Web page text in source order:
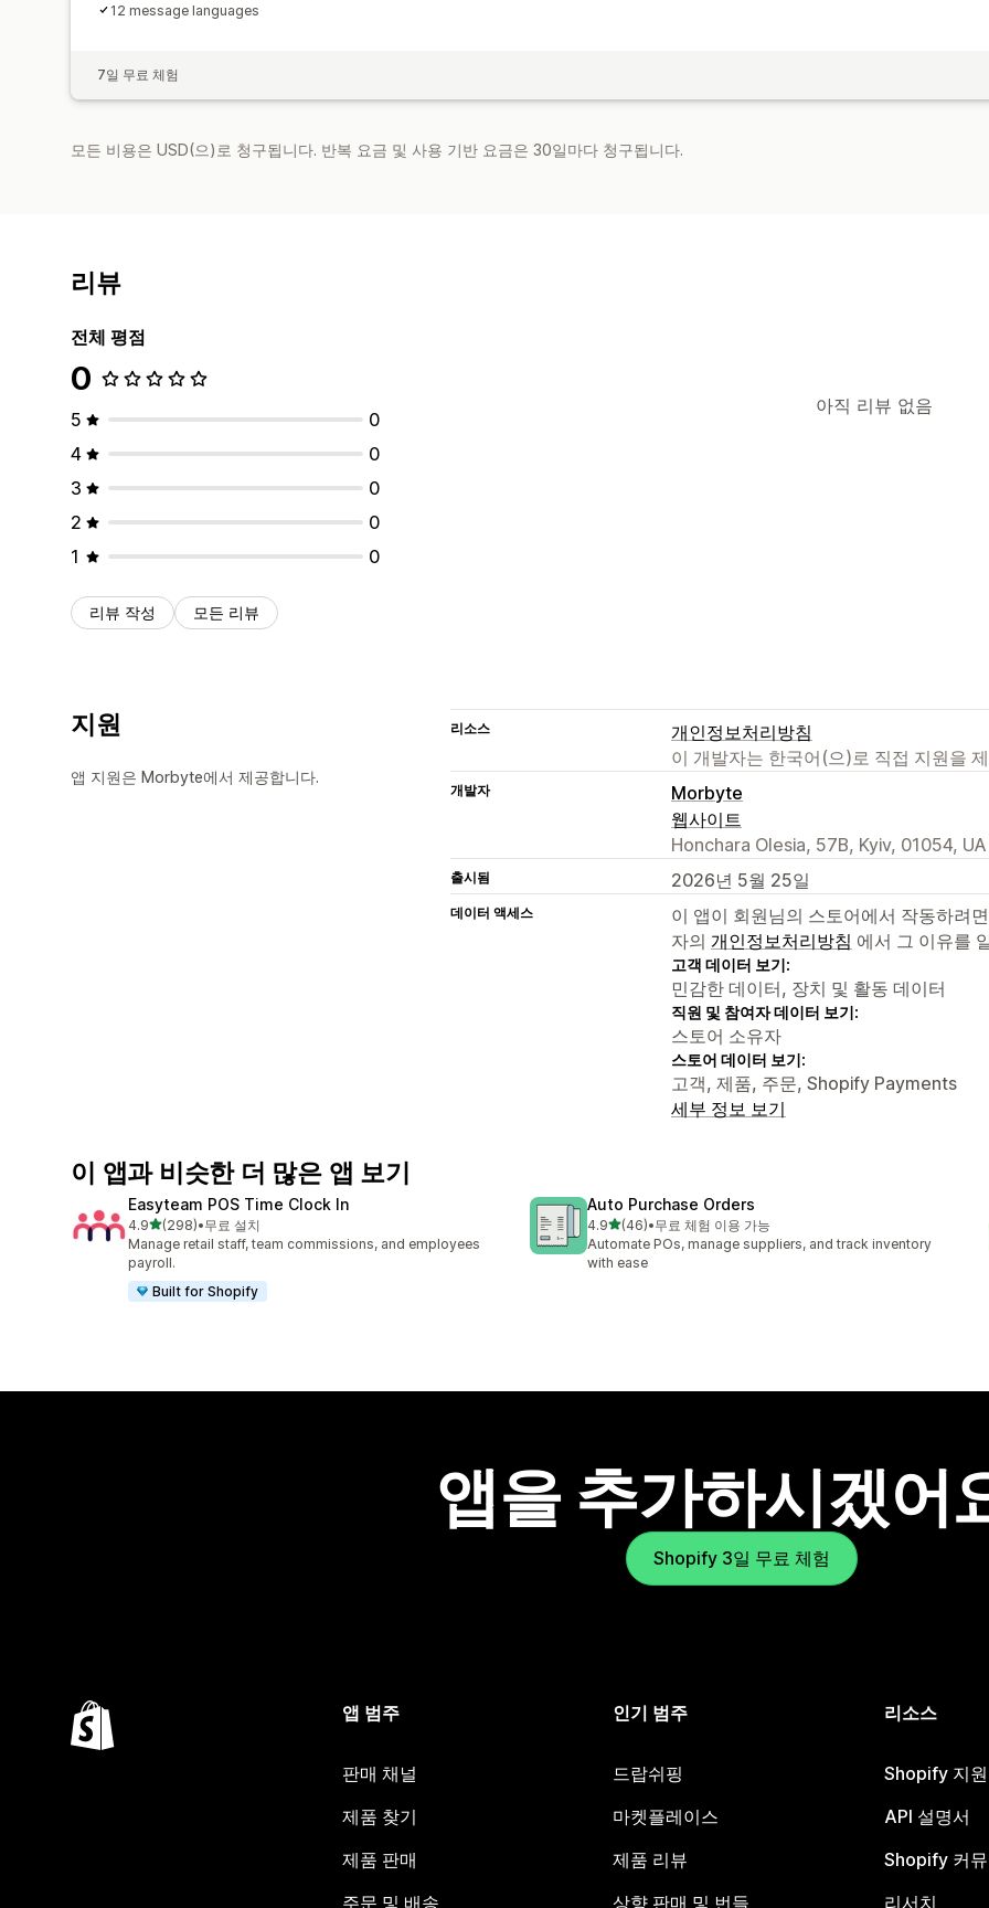
12 message languages
7일 무료 체험
모든 비용은 USD(으)로 청구됩니다. 반복 요금 및 사용 기반 요금은 30일마다 청구됩니다.
리뷰
전체 평점
0
5
0
4
0
3
0
2
0
1
0
리뷰 작성 모든 리뷰
아직 리뷰 없음
지원
앱 지원은 Morbyte에서 제공합니다.
리소스
개인정보처리방침
이 개발자는 한국어(으)로 직접 지원을
개발자
Morbyte
웹사이트
Honchara Olesia, 57B, Kyiv, 01054, UA
출시됨 2026년 5월 25일
데이터 액세스
이 앱이 회원님의 스토어에서 작동하려
자의 개인정보처리방침 에서 그 이유를
고객 데이터 보기:
민감한 데이터, 장치 및 활동 데이터
직원 및 참여자 데이터 보기:
스토어 소유자
스토어 데이터 보기:
고객, 제품, 주문, Shopify Payments
세부 정보 보기
이 앱과 비슷한 더 많은 앱 보기
Easyteam POS Time Clock In
4.9별 5개 중
(298)
총 리뷰 298개
•무료 설치
Manage retail staff, team commissions, and employees
payroll.
Built for Shopify
Auto Purchase Orders
4.9별 5개 중
(46)
총 리뷰 46개
•무료 체험 이용 가능
Automate POs, manage suppliers, and track inventory
with ease
앱을 추가하시겠어
Shopify 3일 무료 체험
앱 범주
판매 채널
제품 찾기
제품 판매
주문 및 배송
인기 범주
드랍쉬핑
마켓플레이스
제품 리뷰
상향 판매 및 번들
리소스
Shopify 지원
API 설명서
Shopify 커
리서치